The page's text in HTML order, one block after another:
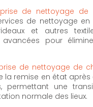
de nettoyage de
de nettoyage
et autres
avancées pour
de nettoyage de
la remise en état
permettant une
normale des lieux.